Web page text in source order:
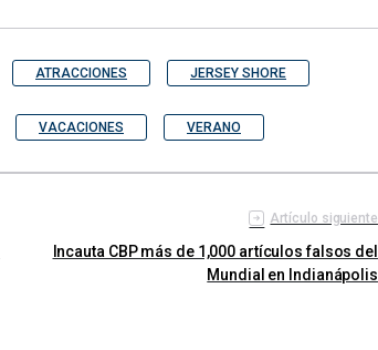
ATRACCIONES JERSEY SHORE
VACACIONES VERANO
Artículo siguiente
Incauta CBP más de 1,000 artículos falsos del
Mundial en Indianápolis